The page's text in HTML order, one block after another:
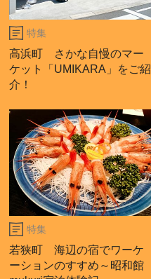
特集
高浜町 さかな自慢のマー
ケット「UMIKARA」をご紹
介！
特集
若狭町 海辺の宿でワーケ
ーションのすすめ～昭和館